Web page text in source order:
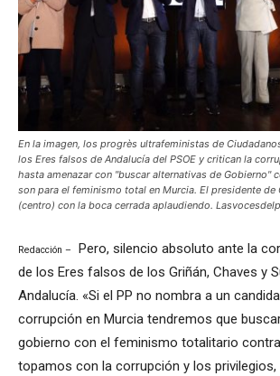
En la imagen, los progrès ultrafeministas de
los Eres falsos de Andalucía del PSOE y critican la
hasta amenazar con "buscar alternativas de Gobierno"
son para el feminismo total en Murcia. El presidente de
(centro) con la boca cerrada aplaudiendo.
Redacción –
Pero, silencio absoluto ante la
de los Eres falsos de los Griñán, Chaves y
Andalucía. «Si el PP no nombra a un
corrupción en Murcia tendremos que
gobierno con el feminismo totalitario contra
topamos con la corrupción y los privilegios,